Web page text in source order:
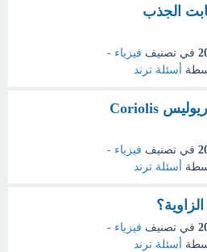
الجذب
في تصنيف فيزياء -
أسئلة ترند
ما هي قوة كوريوليس Coriolis
في تصنيف فيزياء -
أسئلة ترند
في تصنيف فيزياء -
أسئلة ترند